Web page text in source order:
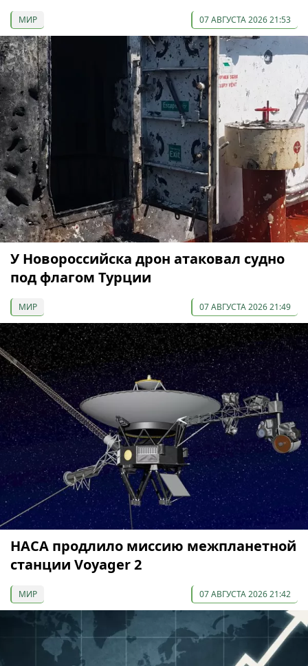
МИР 07 АВГУСТА 2026 21:53
У Новороссийска дрон атаковал судно
под флагом Турции
МИР 07 АВГУСТА 2026 21:49
НАСА продлило миссию межпланетной
станции Voyager 2
МИР 07 АВГУСТА 2026 21:42